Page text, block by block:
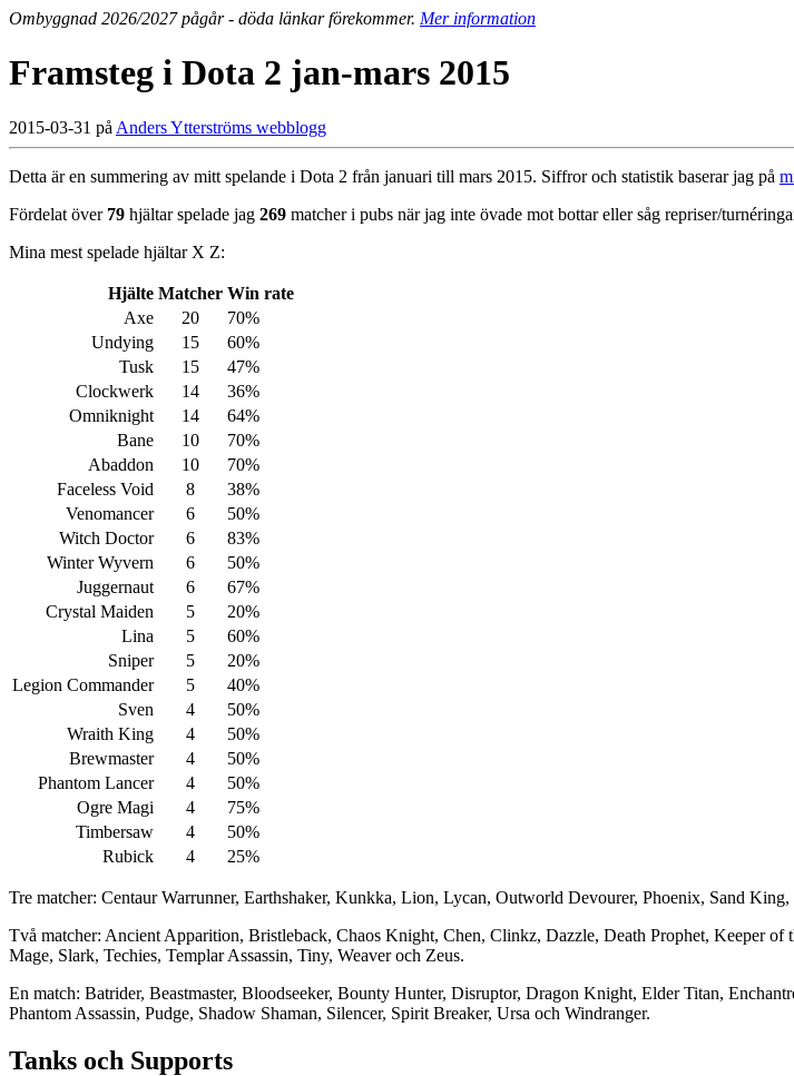
Ombyggnad 2026/2027 pågår - döda länkar förekommer. Mer information
Framsteg i Dota 2 jan-mars 2015
2015-03-31 på Anders Ytterströms webblogg
Detta är en summering av mitt spelande i Dota 2 från januari till mars 2015. Siffror och statistik baserar jag på
Fördelat över 79 hjältar spelade jag 269 matcher i pubs när jag inte övade mot bottar eller såg repriser/
Mina mest spelade hjältar X Z:
Hjälte Matcher Win rate
Axe
20
70%
Undying
15
60%
Tusk
15
47%
Clockwerk
14
36%
Omniknight
14
64%
Bane
10
70%
Abaddon
10
70%
Faceless Void
8
38%
Venomancer
6
50%
Witch Doctor
6
83%
Winter Wyvern
6
50%
Juggernaut
6
67%
Crystal Maiden
5
20%
Lina
5
60%
Sniper
5
20%
Legion Commander
5
40%
Sven
4
50%
Wraith King
4
50%
Brewmaster
4
50%
Phantom Lancer
4
50%
Ogre Magi
4
75%
Timbersaw
4
50%
Rubick
4 25%
Tre matcher: Centaur Warrunner, Earthshaker, Kunkka, Lion, Lycan, Outworld Devourer, Phoenix, Sand
Två matcher: Ancient Apparition, Bristleback, Chaos Knight, Chen, Clinkz, Dazzle, Death Prophet, Keeper
Mage, Slark, Techies, Templar Assassin, Tiny, Weaver och Zeus.
En match: Batrider, Beastmaster, Bloodseeker, Bounty Hunter, Disruptor, Dragon Knight, Elder Titan,
Phantom Assassin, Pudge, Shadow Shaman, Silencer, Spirit Breaker, Ursa och Windranger.
Tanks och Supports